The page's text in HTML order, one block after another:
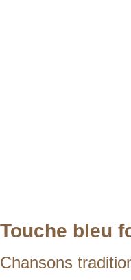
Touche bleu
Chansons